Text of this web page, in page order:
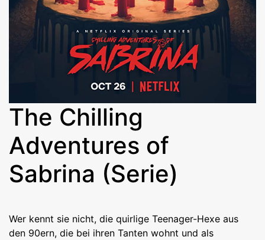
The Chilling
Adventures of
Sabrina (Serie)
Wer kennt sie nicht, die quirlige Teenager-Hexe aus
den 90ern, die bei ihren Tanten wohnt und als